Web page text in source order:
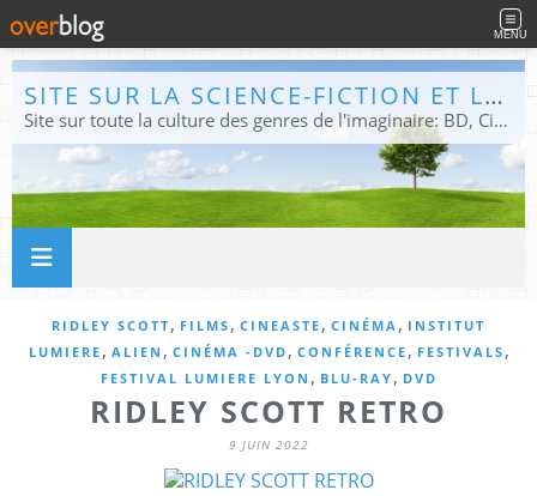
MENU
SITE SUR LA SCIENCE-FICTION ET LE FANTASTIQUE
Site sur toute la culture des genres de l'imaginaire: BD, Cinéma, Livre, Jeux, Théâtre. Présent dans les principaux festivals de film fantastique e de science-fiction, salons et conventions.
RIDLEY SCOTT, FILMS , CINEASTE , CINÉMA , INSTITUT
LUMIERE , ALIEN , CINÉMA -DVD , CONFÉRENCE , FESTIVALS ,
FESTIVAL LUMIERE LYON , BLU-RAY , DVD
RIDLEY SCOTT RETRO
9 JUIN 2022